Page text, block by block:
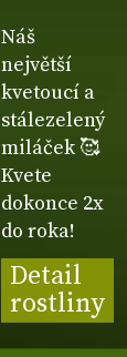
Náš
největší
kvetoucí a
stálezelený
miláček 🥰
Kvete
dokonce 2x
do roka!
Detail
rostliny